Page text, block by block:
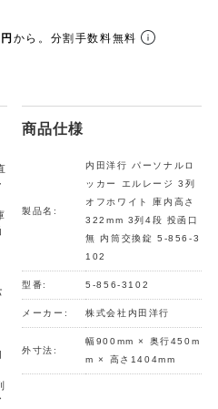
から。分割手数料無料
商品仕様
製品名:
内田洋行 パーソナルロ
ッカー エルレージ 3列
オフホワイト 庫内高さ
322mm 3列4段 投函口
無 内筒交換錠 5-856-3
102
型番: 5-856-3102
メーカー: 株式会社内田洋行
外寸法:
幅900mm × 奥行450m
m × 高さ1404mm